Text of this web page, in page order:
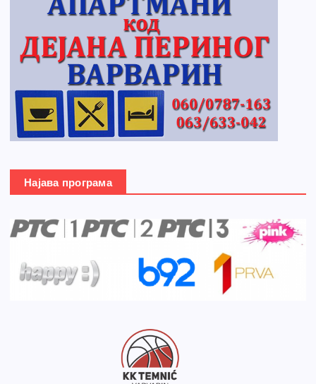
Најава програма